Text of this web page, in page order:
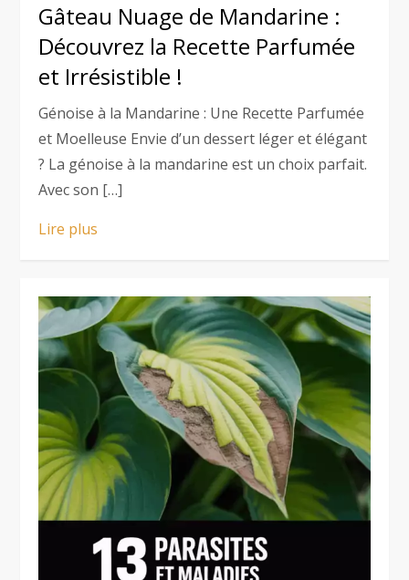
Gâteau Nuage de Mandarine :
Découvrez la Recette Parfumée
et Irrésistible !
Génoise à la Mandarine : Une Recette Parfumée
et Moelleuse Envie d’un dessert léger et élégant
? La génoise à la mandarine est un choix parfait.
Avec son […]
Lire plus